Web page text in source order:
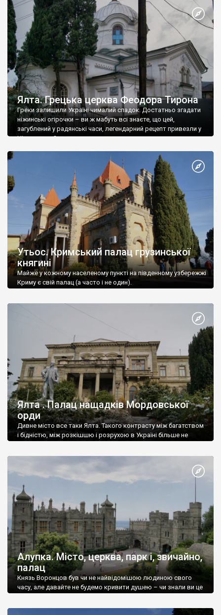
Ялта. Грецька церква Феодора Тирона
Греки залишили Україні чималий спадок. Достатньо згадати
ніжинські огірочки – ви ж мабуть всі знаєте, що цей,
загублений у радянські часи, легендарний рецепт привезли у
Ніжин греки?
Утьос. Кримський палац грузинської
княгині
Майже у кожному населеному пункті на південному узбережжі
Криму є свій палац (а часто і не один).
Ялта . Палац нащадків Мордовської
орди
Дивне місто все таки Ялта. Такого контрасту між багатством
і бідністю, між розкішшю і розрухою в Україні більше не
Алупка. Місто, церква, парк і, звичайно,
палац
Князь Воронцов був чи не найвідомішою людиною свого
часу, але давайте не будемо кривити душею – чи знали ви це